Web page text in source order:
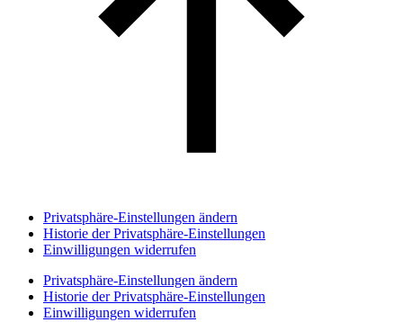
Privatsphäre-Einstellungen ändern
Historie der Privatsphäre-Einstellungen
Einwilligungen widerrufen
Privatsphäre-Einstellungen ändern
Historie der Privatsphäre-Einstellungen
Einwilligungen widerrufen